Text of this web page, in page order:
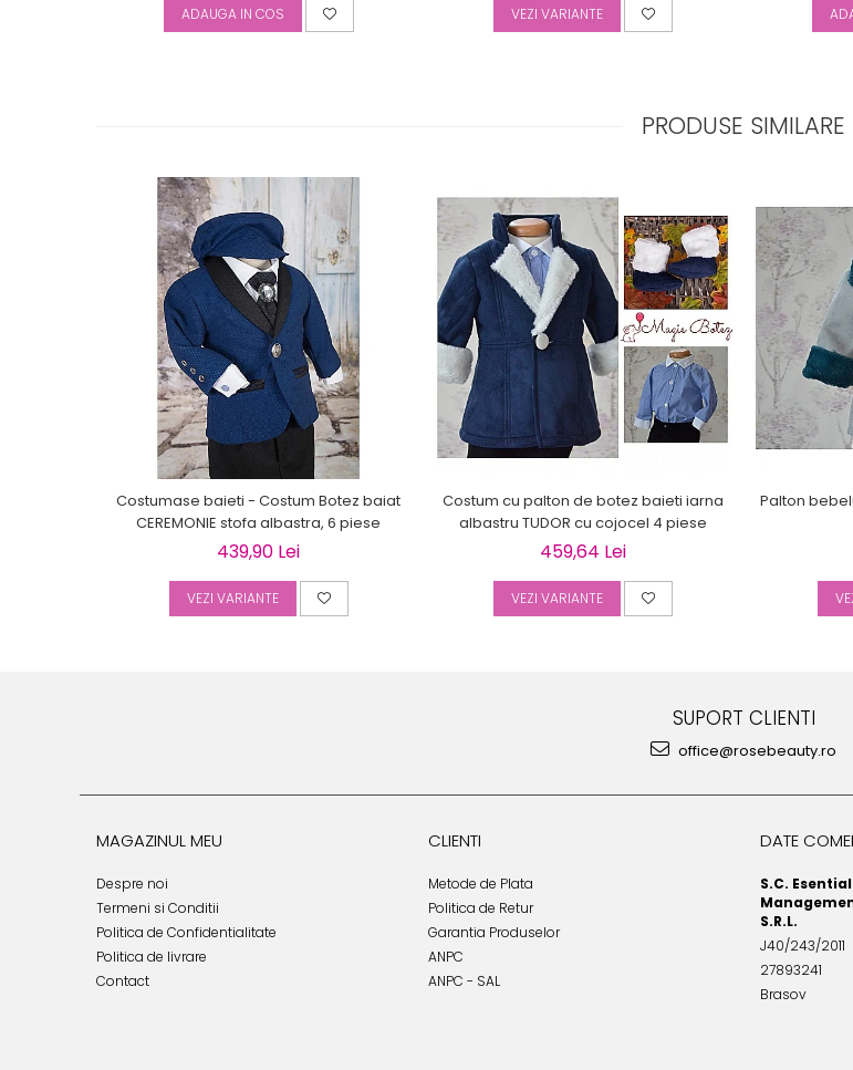
ADAUGA IN COS VEZI VARIANTE
PRODUSE SIMILARE
Costumase baieti - Costum Botez baiat
CEREMONIE stofa albastra, 6 piese
439,90 Lei
VEZI VARIANTE
Costum cu palton de botez baieti iarna
albastru TUDOR cu cojocel 4 piese
459,64 Lei
VEZI VARIANTE
Palton
SUPORT CLIENTI
office@rosebeauty.ro
MAGAZINUL MEU
Despre noi
Termeni si Conditii
Politica de Confidentialitate
Politica de livrare
Contact
CLIENTI
Metode de Plata
Politica de Retur
Garantia Produselor
ANPC
ANPC - SAL
DATE
S.C. Esential
S.R.L.
J40/243/2011
27893241
Brasov